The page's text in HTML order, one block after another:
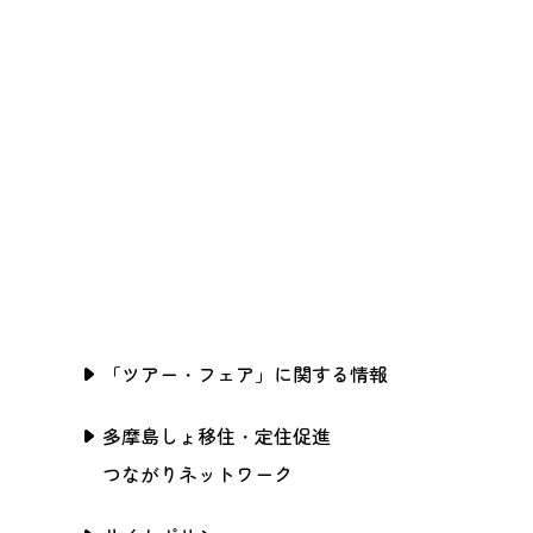
「ツアー・フェア」に関する情報
多摩島しょ移住・定住促進
つながりネットワーク